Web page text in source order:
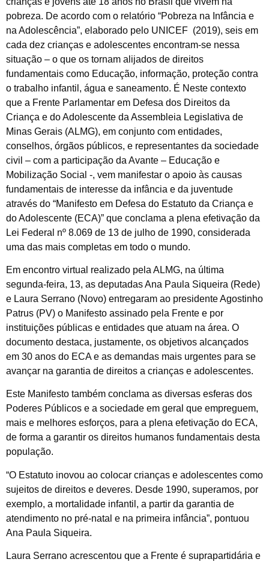
pobreza. De acordo com o relatório “Pobreza na Infância e
na Adolescência”, elaborado pelo UNICEF (2019), seis em
cada dez crianças e adolescentes encontram-se nessa
situação – o que os tornam alijados de direitos
fundamentais como Educação, informação, proteção contra
o trabalho infantil, água e saneamento. É Neste contexto
que a Frente Parlamentar em Defesa dos Direitos da
Criança e do Adolescente da Assembleia Legislativa de
Minas Gerais (ALMG), em conjunto com entidades,
conselhos, órgãos públicos, e representantes da sociedade
civil – com a participação da Avante – Educação e
Mobilização Social -, vem manifestar o apoio às causas
fundamentais de interesse da infância e da juventude
através do “Manifesto em Defesa do Estatuto da Criança e
do Adolescente (ECA)” que conclama a plena efetivação da
Lei Federal nº 8.069 de 13 de julho de 1990, considerada
uma das mais completas em todo o mundo.
Em encontro virtual realizado pela ALMG, na última
segunda-feira, 13, as deputadas Ana Paula Siqueira (Rede)
e Laura Serrano (Novo) entregaram ao presidente Agostinho
Patrus (PV) o Manifesto assinado pela Frente e por
instituições públicas e entidades que atuam na área. O
documento destaca, justamente, os objetivos alcançados
em 30 anos do ECA e as demandas mais urgentes para se
avançar na garantia de direitos a crianças e adolescentes.
Este Manifesto também conclama as diversas esferas dos
Poderes Públicos e a sociedade em geral que empreguem,
mais e melhores esforços, para a plena efetivação do ECA,
de forma a garantir os direitos humanos fundamentais desta
população.
“O Estatuto inovou ao colocar crianças e adolescentes como
sujeitos de direitos e deveres. Desde 1990, superamos, por
exemplo, a mortalidade infantil, a partir da garantia de
atendimento no pré-natal e na primeira infância”, pontuou
Ana Paula Siqueira.
Laura Serrano acrescentou que a Frente é suprapartidária e